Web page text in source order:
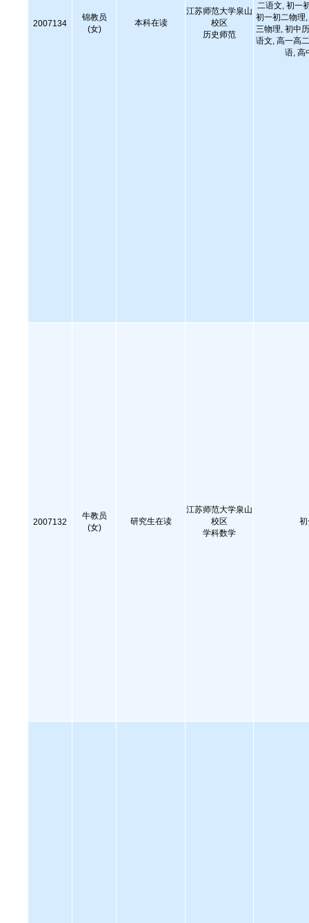
2007134
锦教员
(女)
本科在读
江苏师范大学泉山
校区
历史师范
二语文, 初一
初一初二物理
三物理, 初中
语文, 高一高
语, 高
2007132
牛教员
(女)
研究生在读
江苏师范大学泉山
校区
学科数学